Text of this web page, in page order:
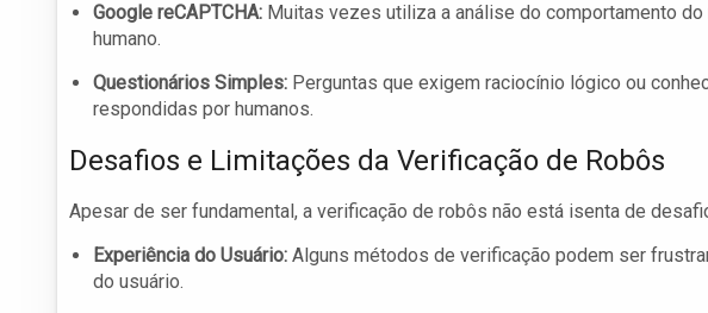
Google reCAPTCHA: Muitas vezes utiliza a análise do comportamento
humano.
Questionários Simples: Perguntas que exigem raciocínio lógico ou
respondidas por humanos.
Desafios e Limitações da Verificação de Robôs
Apesar de ser fundamental, a verificação de robôs não está isenta de
Experiência do Usuário: Alguns métodos de verificação podem ser
do usuário.